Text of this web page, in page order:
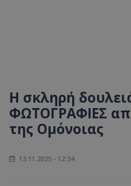
Η σκληρή
ΦΩΤΟΓΡΑΦΙΕΣ
της Ομόνοιας
13.11.2025 - 12:34